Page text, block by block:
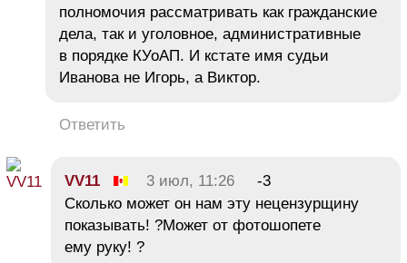
полномочия рассматривать как гражданские
дела, так и уголовное, административные
в порядке КУоАП. И кстате имя судьи
Иванова не Игорь, а Виктор.
Ответить
VV11 3 июл, 11:26
-3
Сколько может он нам эту нецензурщину
показывать! ?Может от фотошопете
ему руку! ?